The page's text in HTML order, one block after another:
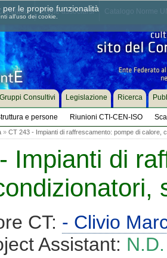
Come associarsi
e persone Riunioni CTI-CEN-ISO
Gruppi Consultivi Legislazione Ricerca
» CT 243 - Impianti di raffrescamento: pompe di calore,
Impianti di
CT: - Clivio
Assistant: N.D.
le proprie funzionalità
all'uso dei cookie.